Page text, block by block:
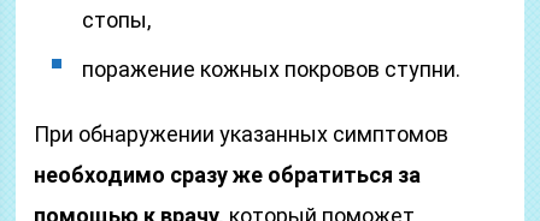
стопы,
поражение кожных покровов ступни.
При обнаружении указанных симптомов
необходимо сразу же обратиться за
помощью к врачу, который поможет